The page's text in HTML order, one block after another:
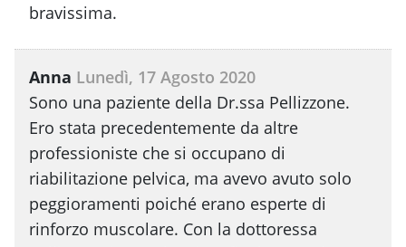
bravissima.
Anna Lunedì, 17 Agosto 2020
Sono una paziente della Dr.ssa Pellizzone.
Ero stata precedentemente da altre
professioniste che si occupano di
riabilitazione pelvica, ma avevo avuto solo
peggioramenti poiché erano esperte di
rinforzo muscolare. Con la dottoressa